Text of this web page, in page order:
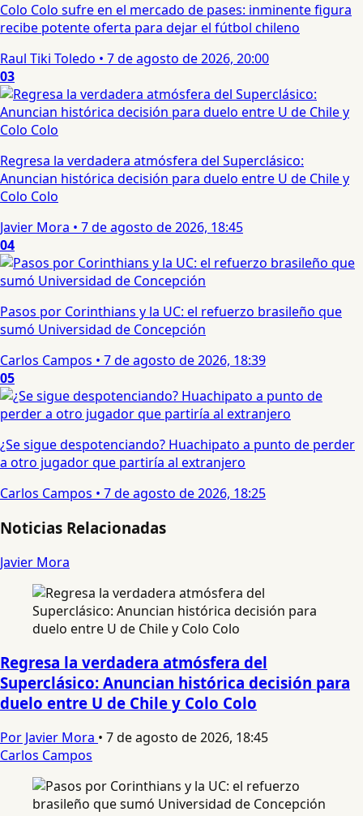
Colo Colo sufre en el mercado de pases: inminente figura
recibe potente oferta para dejar el fútbol chileno
Raul Tiki Toledo • 7 de agosto de 2026, 20:00
03
Regresa la verdadera atmósfera del Superclásico:
Anuncian histórica decisión para duelo entre U de Chile y
Colo Colo
Javier Mora • 7 de agosto de 2026, 18:45
04
Pasos por Corinthians y la UC: el refuerzo brasileño que
sumó Universidad de Concepción
Carlos Campos • 7 de agosto de 2026, 18:39
05
¿Se sigue despotenciando? Huachipato a punto de perder
a otro jugador que partiría al extranjero
Carlos Campos • 7 de agosto de 2026, 18:25
Noticias Relacionadas
Javier Mora
Regresa la verdadera atmósfera del
Superclásico: Anuncian histórica decisión para
duelo entre U de Chile y Colo Colo
Por Javier Mora • 7 de agosto de 2026, 18:45
Carlos Campos